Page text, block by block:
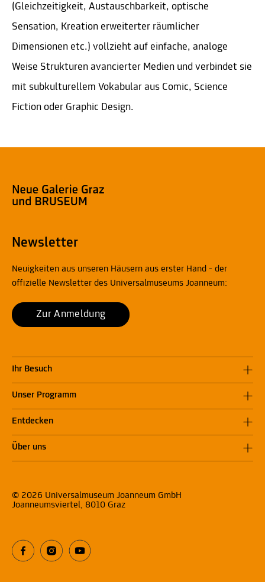
(Gleichzeitigkeit, Austauschbarkeit, optische
Sensation, Kreation erweiterter räumlicher
Dimensionen etc.) vollzieht auf einfache, analoge
Weise Strukturen avancierter Medien und verbindet sie
mit subkulturellem Vokabular aus Comic, Science
Fiction oder Graphic Design.
Newsletter
Neuigkeiten aus unseren Häusern aus erster Hand - der
offizielle Newsletter des Universalmuseums Joanneum:
Zur Anmeldung
Ihr Besuch
Unser Programm
Entdecken
Über uns
© 2026 Universalmuseum Joanneum GmbH
Joanneumsviertel, 8010 Graz